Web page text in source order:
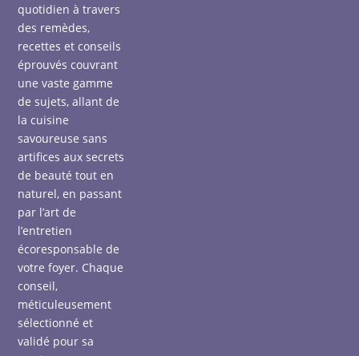
quotidien à travers
des remèdes,
recettes et conseils
éprouvés couvrant
une vaste gamme
de sujets, allant de
la cuisine
savoureuse sans
artifices aux secrets
de beauté tout en
naturel, en passant
par l’art de
l’entretien
écoresponsable de
votre foyer. Chaque
conseil,
méticuleusement
sélectionné et
validé pour sa